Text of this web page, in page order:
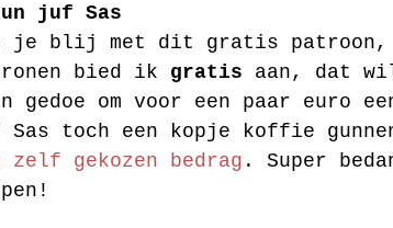
juf Sas
je blij met dit gratis patroon,
bied ik gratis aan, dat
gedoe om voor een paar euro
toch een kopje koffie
zelf gekozen bedrag . Super